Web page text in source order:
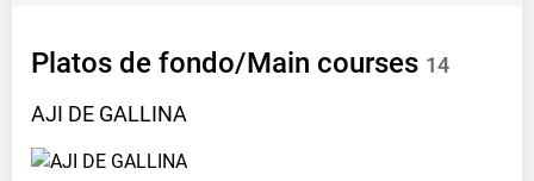
Platos de fondo/Main courses 14
AJI DE GALLINA